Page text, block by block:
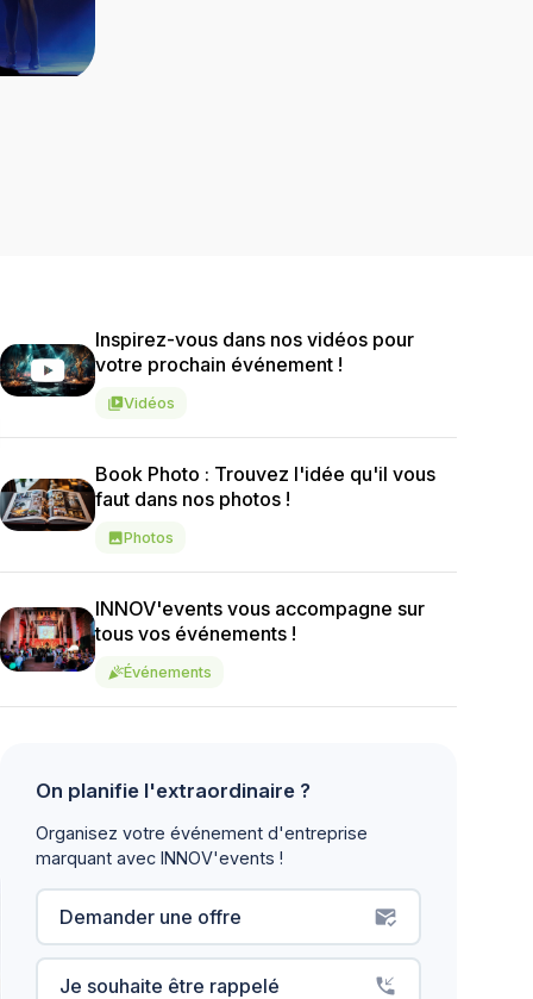
Inspirez-vous dans nos vidéos pour
votre prochain événement !
video_library Vidéos
Book Photo : Trouvez l'idée qu'il vous
faut dans nos photos !
imagePhotos
INNOV'events vous accompagne sur
tous vos événements !
celebrationÉvénements
On planifie l'extraordinaire ?
Organisez votre événement d'entreprise
marquant avec INNOV'events !
Demander une offre mark_email_read
Je souhaite être rappelé phone_callback